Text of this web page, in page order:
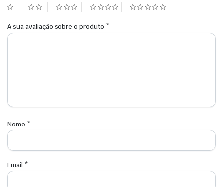
A sua avaliação sobre o produto *
Nome *
Email *